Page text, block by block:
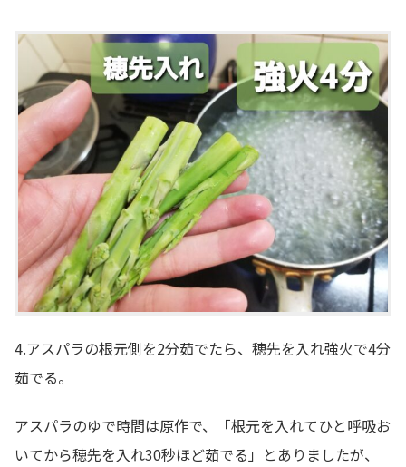
4.アスパラの根元側を2分茹でたら、穂先を入れ強火で4分
茹でる。
アスパラのゆで時間は原作で、「根元を入れてひと呼吸お
いてから穂先を入れ30秒ほど茹でる」とありましたが、